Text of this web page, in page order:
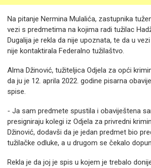
Na pitanje Nermina Mulalića, zastupnika
vezi s predmetima na kojima radi tužilac
Dugalija je rekla da nije upoznata, te da u
nije kontaktirala Federalno tužilaštvo.
Alma Džinović, tužiteljica Odjela za opći
da ju je 12. aprila 2022. godine pisarna
spise.
- Ja sam predmete spustila i obaviještena
presigniraju kolegi iz Odjela za privredni
Džinović, dodavši da je jedan predmet bio
tužilačke odluke, a u drugom se čekalo
Rekla je da joj je spis u kojem je trebalo